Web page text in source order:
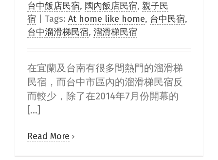
台中飯店民宿, 國內飯店民宿, 親子民
宿
Tags: At home like home, 台中民宿,
台中溜滑梯民宿, 溜滑梯民宿
在宜蘭及台南有很多間熱門的溜滑梯
民宿，而台中市區內的溜滑梯民宿反
而較少，除了在2014年7月份開幕的
[...]
Read More